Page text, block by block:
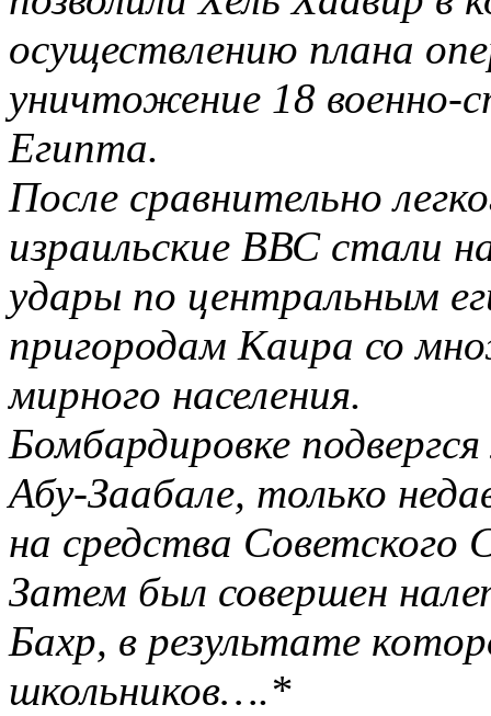
осуществлению плана
уничтожение 18 военно-
Египта.
После сравнительно
израильские ВВС стали
удары по центральным
пригородам Каира со
мирного населения.
Бомбардировке
Абу-Заабале, только
на средства Советского
Затем был совершен
Бахр, в результате
школьников….*